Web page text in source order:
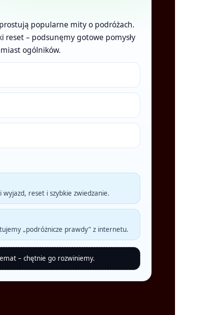
popularne mity o podróżach.
reset – podsunęmy gotowe pomysły
ogólników.
reset i szybkie zwiedzanie.
„podróżnicze prawdy” z internetu.
– chętnie go rozwiniemy.